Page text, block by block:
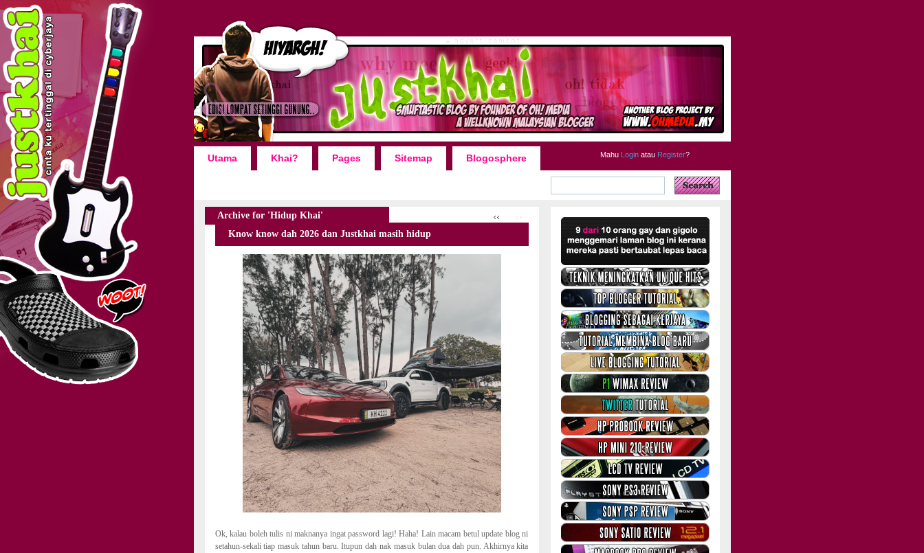
Utama Khai? Pages Sitemap Blogosphere MahuLoginatauRegister?
Archive for 'Hidup Khai'
Know know dah 2026 dan Justkhai masih hidup
Ok, kalau boleh tulis ni maknanya ingat password lagi! Haha! Lain macam betul update blog ni
setahun-sekali tiap masuk tahun baru. Itupun dah nak masuk bulan dua dah pun. Akhirnya kita